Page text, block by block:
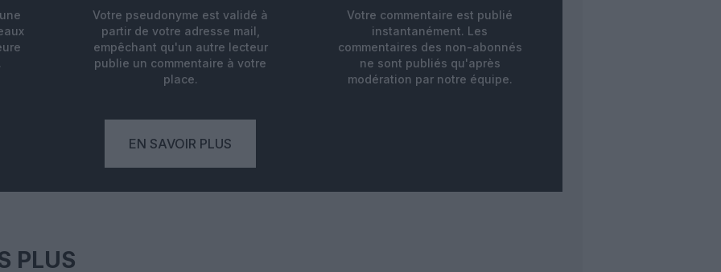
Votre pseudonyme est validé à
partir de votre adresse mail,
empêchant qu'un autre lecteur
publie un commentaire à votre
place.
Votre commentaire est publié
instantanément. Les
commentaires des non-abonnés
ne sont publiés qu'après
modération par notre équipe.
EN SAVOIR PLUS
PLUS